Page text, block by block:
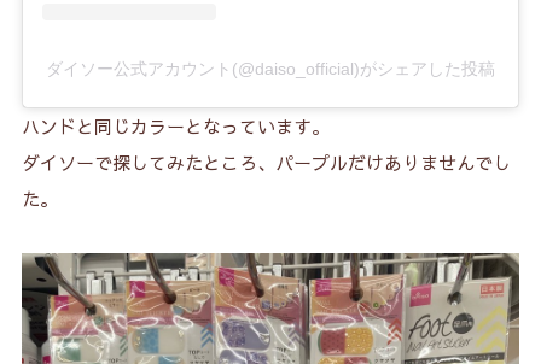
7-3. シンプルでアレンジしやすい！
7-6. 組み合わせて貼ってもOK！
7-7. 持ちはまぁまぁ・・・
ダイソー公式アカウント(@daiso_official)がシェアした投稿
ハンドと同じカラーとなっています。
ダイソーで探してみたところ、パープルだけありませんでし
た。